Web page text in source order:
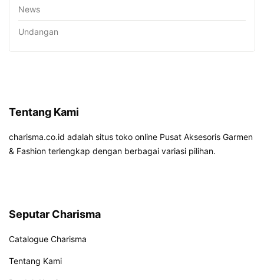
News
Undangan
Tentang Kami
charisma.co.id adalah situs toko online Pusat Aksesoris Garmen
& Fashion terlengkap dengan berbagai variasi pilihan.
Seputar Charisma
Catalogue Charisma
Tentang Kami